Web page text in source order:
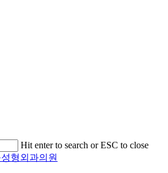
Hit enter to search or ESC to close